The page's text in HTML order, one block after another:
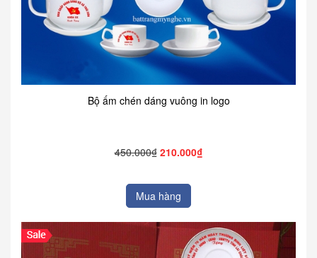
Bộ ấm chén dáng vuông in logo
450.000₫ 210.000₫
Mua hàng